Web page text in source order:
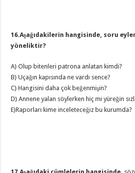
16.Aşağıdakilerin hangisinde, soru
yöneliktir?
A) Olup bitenleri patrona anlatan kimdi?
B) Uçağın kapısında ne vardı sence?
C) Hangisini daha çok beğenmişin?
D) Annene yalan söylerken hiç mi yüreğin
E)Raporları kime inceleteceğiz bu kurumda?